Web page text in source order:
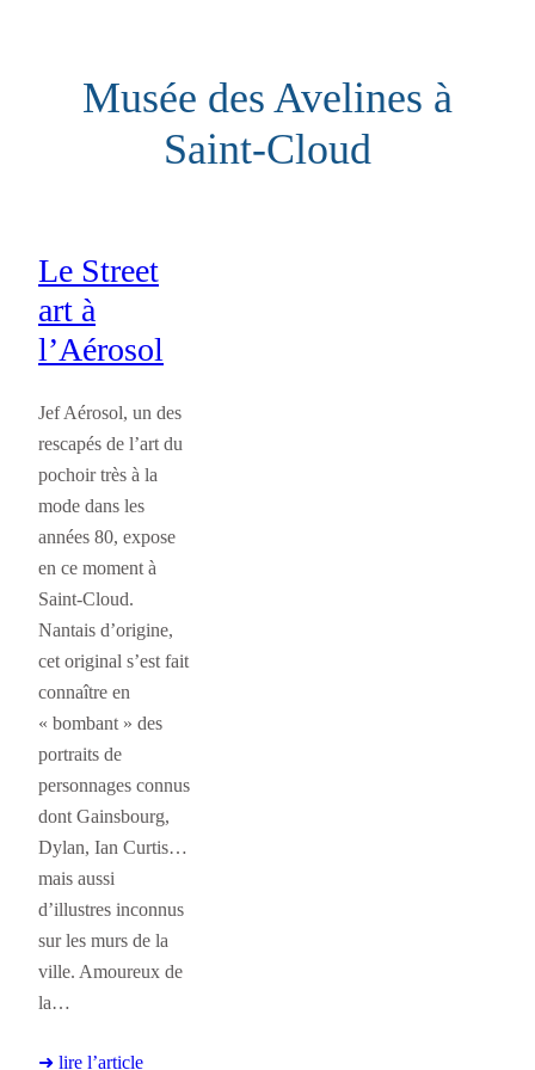
Musée des Avelines à
Saint-Cloud
Le Street
art à
l’Aérosol
Jef Aérosol, un des
rescapés de l’art du
pochoir très à la
mode dans les
années 80, expose
en ce moment à
Saint-Cloud.
Nantais d’origine,
cet original s’est fait
connaître en
« bombant » des
portraits de
personnages connus
dont Gainsbourg,
Dylan, Ian Curtis…
mais aussi
d’illustres inconnus
sur les murs de la
ville. Amoureux de
la…
➜ lire l’article